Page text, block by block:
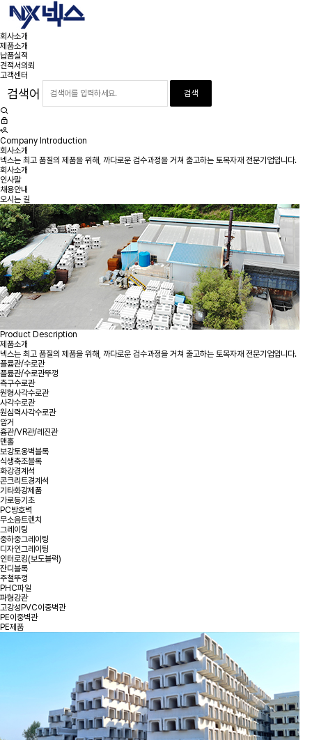
회사소개
제품소개
납품실적
견적서의뢰
고객센터
검색어
Company Introduction
회사소개
넥스는 최고 품질의 제품을 위해, 까다로운 검수과정을 거쳐 출고하는 토목자재 전문기업입니다.
회사소개
인사말
채용안내
오시는 길
Product Description
제품소개
넥스는 최고 품질의 제품을 위해, 까다로운 검수과정을 거쳐 출고하는 토목자재 전문기업입니다.
플륨관/수로관
플륨관/수로관뚜껑
측구수로관
원형사각수로관
사각수로관
원심력사각수로관
암거
흄관/VR관/레진관
맨홀
보강토옹벽블록
식생축조블록
화강경계석
콘크리트경계석
기타화강제품
가로등기초
PC방호벽
무소음트렌치
그레이팅
중하중그레이팅
디자인그레이팅
인터로킹(보도블럭)
잔디블록
주철뚜껑
PHC파일
파형강관
고강성PVC이중벽관
PE이중벽관
PE제품